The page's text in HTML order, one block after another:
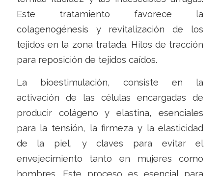
Este tratamiento favorece la
colagenogénesis y revitalización de los
tejidos en la zona tratada. Hilos de tracción
para reposición de tejidos caídos.
La bioestimulación, consiste en la
activación de las células encargadas de
producir colágeno y elastina, esenciales
para la tensión, la firmeza y la elasticidad
de la piel, y claves para evitar el
envejecimiento tanto en mujeres como